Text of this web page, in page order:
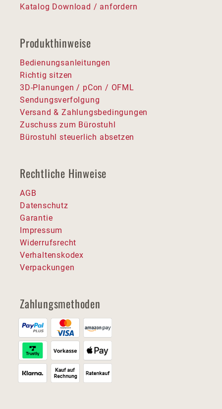
Katalog Download / anfordern
Produkthinweise
Bedienungsanleitungen
Richtig sitzen
3D-Planungen / pCon / OFML
Sendungsverfolgung
Versand & Zahlungsbedingungen
Zuschuss zum Bürostuhl
Bürostuhl steuerlich absetzen
Rechtliche Hinweise
AGB
Datenschutz
Garantie
Impressum
Widerrufsrecht
Verhaltenskodex
Verpackungen
Zahlungsmethoden